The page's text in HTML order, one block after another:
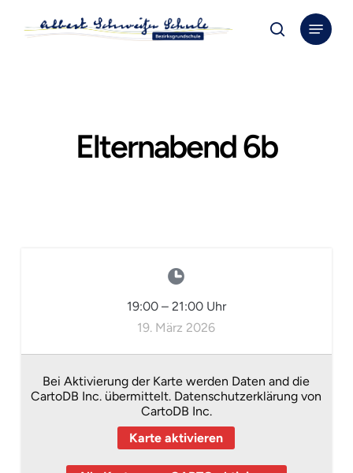
search
Menu
Elternabend 6b
19:00– 21:00Uhr
19. März 2026
Bei Aktivierung der Karte werden Daten and die
CartoDB Inc. übermittelt. Datenschutzerklärung von
CartoDB Inc.
Karte aktivieren
Close